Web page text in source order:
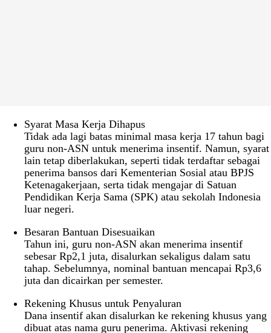
Syarat Masa Kerja Dihapus
Tidak ada lagi batas minimal masa kerja 17 tahun bagi
guru non-ASN untuk menerima insentif. Namun, syarat
lain tetap diberlakukan, seperti tidak terdaftar sebagai
penerima bansos dari Kementerian Sosial atau BPJS
Ketenagakerjaan, serta tidak mengajar di Satuan
Pendidikan Kerja Sama (SPK) atau sekolah Indonesia
luar negeri.
Besaran Bantuan Disesuaikan
Tahun ini, guru non-ASN akan menerima insentif
sebesar Rp2,1 juta, disalurkan sekaligus dalam satu
tahap. Sebelumnya, nominal bantuan mencapai Rp3,6
juta dan dicairkan per semester.
Rekening Khusus untuk Penyaluran
Dana insentif akan disalurkan ke rekening khusus yang
dibuat atas nama guru penerima. Aktivasi rekening